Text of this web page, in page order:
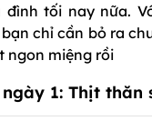
tối nay nữa.
chỉ cần bỏ ra
ngon miệng rồi
1: Thịt thăn